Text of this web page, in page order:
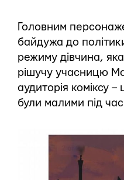
Головним
байдужа до
режиму дівчина,
рішучу учасницю
аудиторія коміксу –
були малими під час